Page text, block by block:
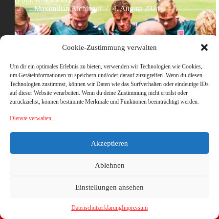
Cookie-Zustimmung verwalten
Um dir ein optimales Erlebnis zu bieten, verwenden wir Technologien wie Cookies,
um Geräteinformationen zu speichern und/oder darauf zuzugreifen. Wenn du diesen
Technologien zustimmst, können wir Daten wie das Surfverhalten oder eindeutige IDs
auf dieser Website verarbeiten. Wenn du deine Zustimmung nicht erteilst oder
zurückziehst, können bestimmte Merkmale und Funktionen beeinträchtigt werden.
Dienste verwalten
Akzeptieren
Ablehnen
Einstellungen ansehen
DatenschutzerklärungImpressum
Maximilian Aichinger
4. August 2024